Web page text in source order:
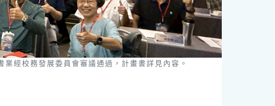
經校務發展委員會審議通過，計畫書詳見內容。